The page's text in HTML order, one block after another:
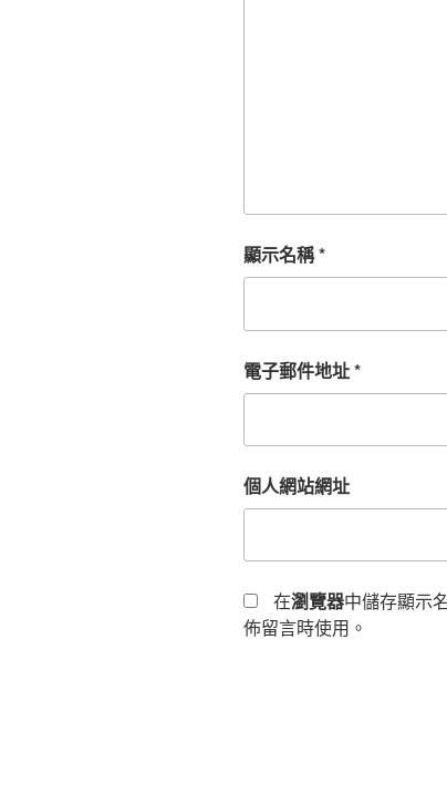
顯示名稱*
電子郵件地址*
個人網站網址
在瀏覽器中儲存顯示
佈留言時使用。